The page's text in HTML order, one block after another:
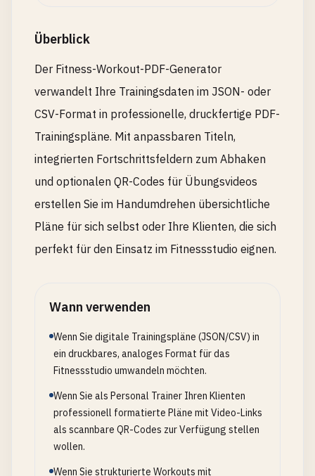
Überblick
Der Fitness-Workout-PDF-Generator
verwandelt Ihre Trainingsdaten im JSON- oder
CSV-Format in professionelle, druckfertige PDF-
Trainingspläne. Mit anpassbaren Titeln,
integrierten Fortschrittsfeldern zum Abhaken
und optionalen QR-Codes für Übungsvideos
erstellen Sie im Handumdrehen übersichtliche
Pläne für sich selbst oder Ihre Klienten, die sich
perfekt für den Einsatz im Fitnessstudio eignen.
Wann verwenden
Wenn Sie digitale Trainingspläne (JSON/CSV) in
ein druckbares, analoges Format für das
Fitnessstudio umwandeln möchten.
Wenn Sie als Personal Trainer Ihren Klienten
professionell formatierte Pläne mit Video-Links
als scannbare QR-Codes zur Verfügung stellen
wollen.
Wenn Sie strukturierte Workouts mit